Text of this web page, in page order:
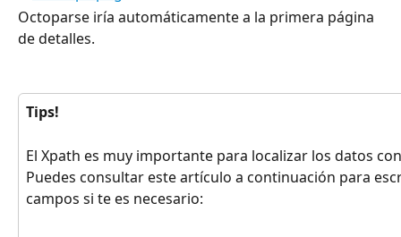
Octoparse iría automáticamente a la primera página
de detalles.
Tips!
El Xpath es muy importante para localizar los datos
Puedes consultar este artículo a continuación para
campos si te es necesario: